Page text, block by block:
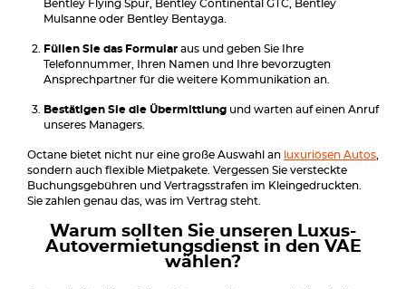
Bentley Flying Spur, Bentley Continental GTC, Bentley
Mulsanne oder Bentley Bentayga.
Füllen Sie das Formular aus und geben Sie Ihre
Telefonnummer, Ihren Namen und Ihre bevorzugten
Ansprechpartner für die weitere Kommunikation an.
Bestätigen Sie die Übermittlung und warten auf einen Anruf
unseres Managers.
Octane bietet nicht nur eine große Auswahl an luxuriösen Autos
sondern auch flexible Mietpakete. Vergessen Sie versteckte
Buchungsgebühren und Vertragsstrafen im Kleingedruckten.
Sie zahlen genau das, was im Vertrag steht.
Warum sollten Sie unseren Luxus-
Autovermietungsdienst in den VAE
wählen?